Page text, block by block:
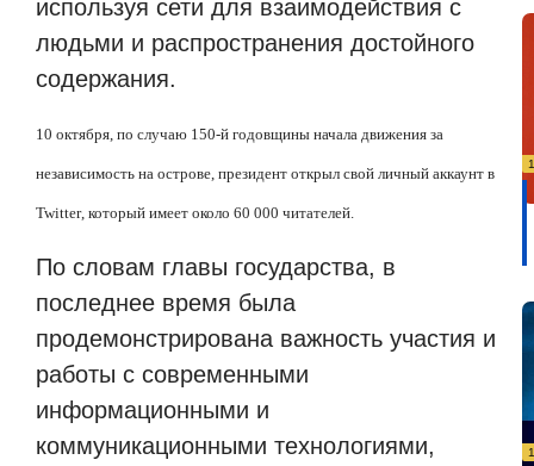
используя сети для взаимодействия с
людьми и распространения достойного
содержания.
10 октября, по случаю 150-й годовщины начала движения за
независимость на острове, президент открыл свой личный аккаунт в
Twitter, который имеет около 60 000 читателей.
По словам главы государства, в
последнее время была
продемонстрирована важность участия и
работы с современными
информационными и
коммуникационными технологиями,